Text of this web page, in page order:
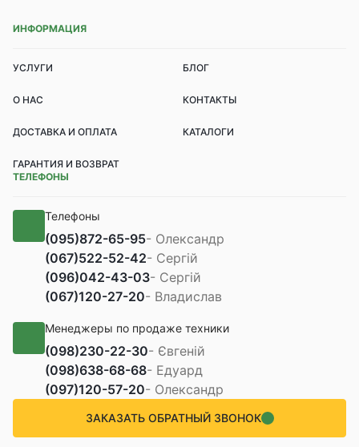
ИНФОРМАЦИЯ
УСЛУГИ БЛОГ
О НАС КОНТАКТЫ
ДОСТАВКА И ОПЛАТА КАТАЛОГИ
ГАРАНТИЯ И ВОЗВРАТ
ТЕЛЕФОНЫ
Телефоны
(095)872-65-95- Олександр
(067)522-52-42- Сергій
(096)042-43-03- Сергій
(067)120-27-20- Владислав
Менеджеры по продаже техники
(098)230-22-30- Євгеній
(098)638-68-68- Едуард
(097)120-57-20- Олександр
ЗАКАЗАТЬ ОБРАТНЫЙ ЗВОНОК